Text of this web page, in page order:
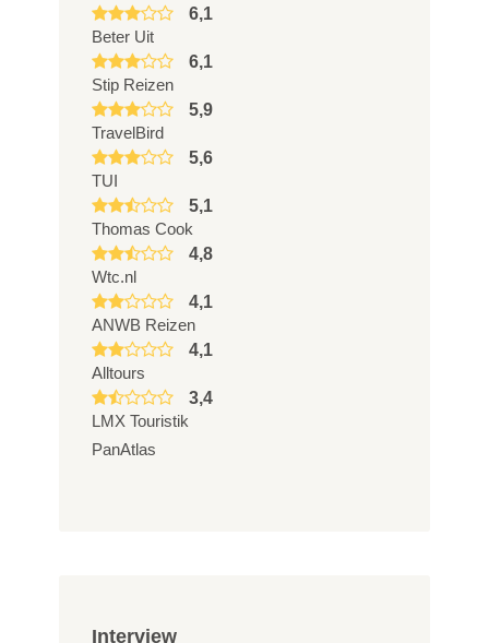
6,1
Beter Uit
6,1
Stip Reizen
5,9
TravelBird
5,6
TUI
5,1
Thomas Cook
4,8
Wtc.nl
4,1
ANWB Reizen
4,1
Alltours
3,4
LMX Touristik
PanAtlas
Interview